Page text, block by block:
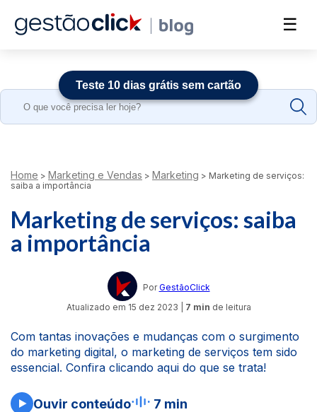
☰
Search
Home > Marketing e Vendas > Marketing > Marketing de serviços:
saiba a importância
Marketing de serviços: saiba
a importância
Por GestãoClick
Atualizado em 15 dez 2023 7 min de leitura
Com tantas inovações e mudanças com o surgimento
do marketing digital, o marketing de serviços tem sido
essencial. Confira clicando aqui do que se trata!
Ouvir conteúdo 7 min
Teste 10 dias grátis sem cartão